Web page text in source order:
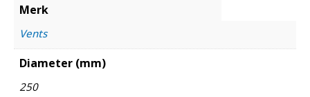
Merk
Vents
Diameter (mm)
250